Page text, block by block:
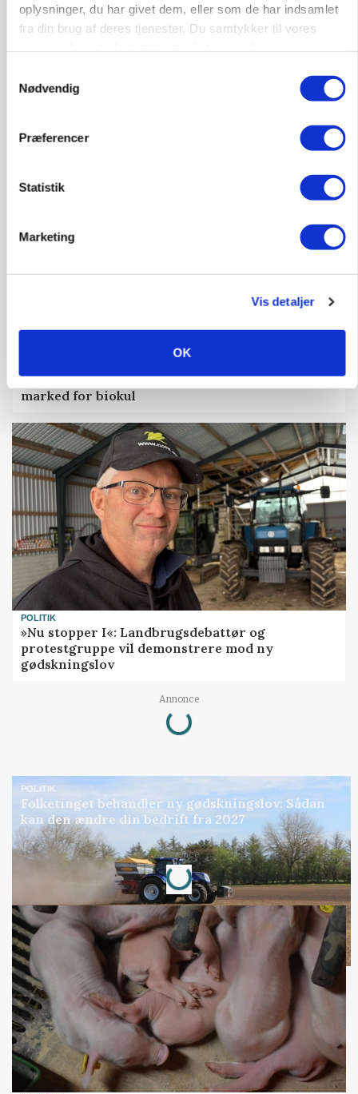
oplysninger, du har givet dem, eller som de har indsamlet
fra din brug af deres tjenester. Du samtykker til vores
Nødvendig
Præferencer
Statistik
Marketing
Vis detaljer
OK
Russisk mælkepris dykker 23 procent
Fra mark til mur: Byggeriet kan åbne nyt
marked for biokul
POLITIK
»Nu stopper I«: Landbrugsdebattør og
protestgruppe vil demonstrere mod ny
gødskningslov
Annonce
Loading...
POLITIK
Folketinget behandler ny gødskningslov: Sådan
kan den ændre din bedrift fra 2027
Annonce
Loading...